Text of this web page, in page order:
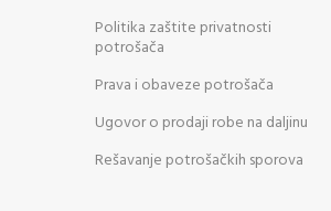
Politika zaštite privatnosti
potrošača
Prava i obaveze potrošača
Ugovor o prodaji robe na daljinu
Rešavanje potrošačkih sporova